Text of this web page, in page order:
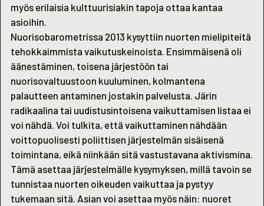
myös erilaisia kulttuurisiakin tapoja ottaa kantaa
asioihin.
Nuorisobarometrissa 2013 kysyttiin nuorten mielipiteitä
tehokkaimmista vaikutuskeinoista. Ensimmäisenä oli
äänestäminen, toisena järjestöön tai
nuorisovaltuustoon kuuluminen, kolmantena
palautteen antaminen jostakin palvelusta. Järin
radikaalina tai uudistusintoisena vaikuttamisen listaa ei
voi nähdä. Voi tulkita, että vaikuttaminen nähdään
voittopuolisesti poliittisen järjestelmän sisäisenä
toimintana, eikä niinkään sitä vastustavana aktivismina.
Tämä asettaa järjestelmälle kysymyksen, millä tavoin se
tunnistaa nuorten oikeuden vaikuttaa ja pystyy
tukemaan sitä. Asian voi asettaa myös näin: nuoret